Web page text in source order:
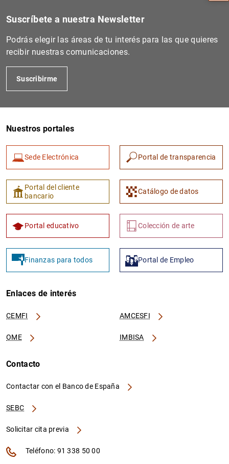
Suscríbete a nuestra Newsletter
Podrás elegir las áreas de tu interés para las que quieres
recibir nuestras comunicaciones.
Suscribirme
Nuestros portales
Sede Electrónica Portal de transparencia
Portal del cliente
bancario
Catálogo de datos
Portal educativo Colección de arte
Finanzas para todos Portal de Empleo
Enlaces de interés
CEMFI AMCESFI
OME IMBISA
Contacto
Contactar con el Banco de España
SEBC
Solicitar cita previa
Teléfono: 91 338 50 00